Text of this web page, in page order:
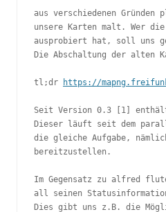
aus verschiedenen
unsere Karten malt. Wer
ausprobiert hat, soll uns
Die Abschaltung der
tl;dr https://
Seit Version 0.3 [1]
Dieser läuft seit dem
die gleiche Aufgabe,
bereitzustellen.
Im Gegensatz zu alfred
all seinen
Dies gibt uns z.B. die